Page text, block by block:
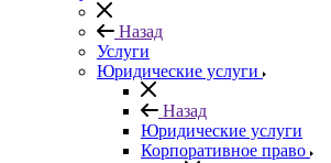
Назад
Услуги
Юридические услуги
Назад
Юридические услуги
Корпоративное право